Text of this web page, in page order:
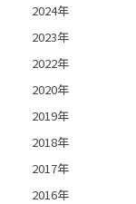
2024年
2023年
2022年
2020年
2019年
2018年
2017年
2016年